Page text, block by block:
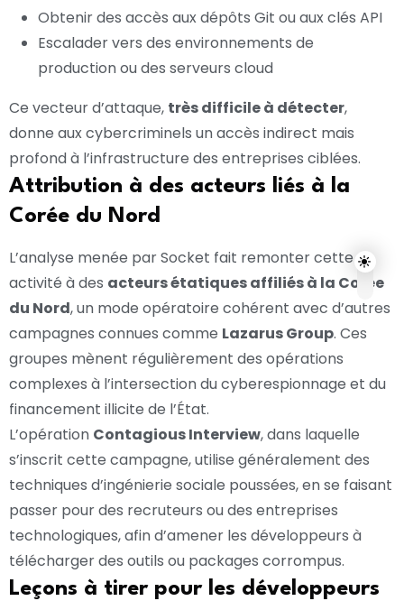
Obtenir des accès aux dépôts Git ou aux clés API
Escalader vers des environnements de
production ou des serveurs cloud
Ce vecteur d’attaque, très difficile à détecter,
donne aux cybercriminels un accès indirect mais
profond à l’infrastructure des entreprises ciblées.
Attribution à des acteurs liés à la
Corée du Nord
L’analyse menée par Socket fait remonter cette
activité à des acteurs étatiques affiliés à la Corée
du Nord, un mode opératoire cohérent avec d’autres
campagnes connues comme Lazarus Group. Ces
groupes mènent régulièrement des opérations
complexes à l’intersection du cyberespionnage et du
financement illicite de l’État.
L’opération Contagious Interview, dans laquelle
s’inscrit cette campagne, utilise généralement des
techniques d’ingénierie sociale poussées, en se faisant
passer pour des recruteurs ou des entreprises
technologiques, afin d’amener les développeurs à
télécharger des outils ou packages corrompus.
Leçons à tirer pour les développeurs